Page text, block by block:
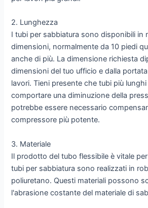
2. Lunghezza
I tubi per sabbiatura sono disponibili in
dimensioni, normalmente da 10 piedi
anche di più. La dimensione richiesta
dimensioni del tuo ufficio e dalla
lavori. Tieni presente che tubi più
comportare una diminuzione della
potrebbe essere necessario
compressore più potente.
3. Materiale
Il prodotto del tubo flessibile è vitale
tubi per sabbiatura sono realizzati in
poliuretano. Questi materiali possono
l'abrasione costante del materiale di